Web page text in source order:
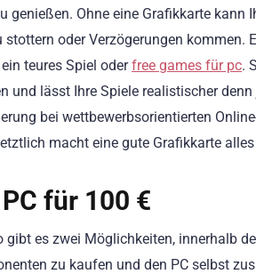
genießen. Ohne eine Grafikkarte kann
stottern oder Verzögerungen
teures Spiel oderfree games für pc.
und lässt Ihre Spiele realistischer
bei wettbewerbsorientierten
macht eine gute Grafikkarte
für 100 €
gibt es zwei Möglichkeiten, innerhalb
zu kaufen und den PC selbst